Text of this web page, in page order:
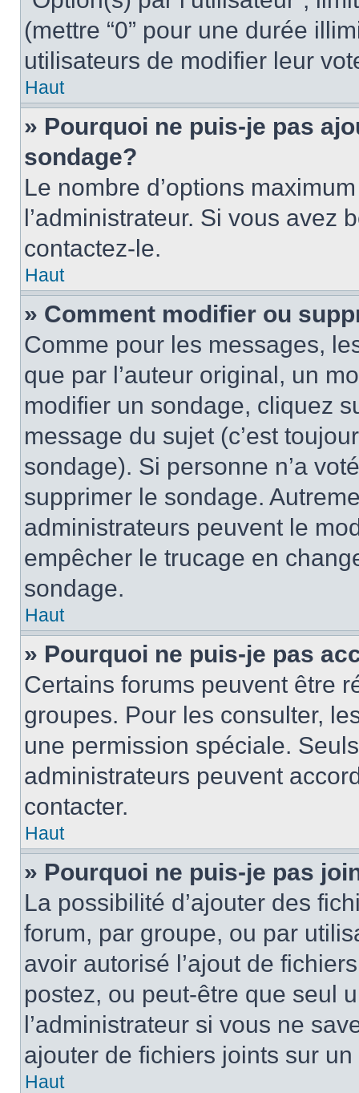
(mettre “0” pour une durée
utilisateurs de modifier leur
Haut
» Pourquoi ne puis-je pas
sondage?
Le nombre d’options
l’administrateur. Si vous avez
contactez-le.
Haut
» Comment modifier ou
Comme pour les messages,
que par l’auteur original, un
modifier un sondage, cliquez
message du sujet (c’est
sondage). Si personne n’a
supprimer le sondage.
administrateurs peuvent le
empêcher le trucage en
sondage.
Haut
» Pourquoi ne puis-je pas
Certains forums peuvent être
groupes. Pour les consulter,
une permission spéciale.
administrateurs peuvent
contacter.
Haut
» Pourquoi ne puis-je pas
La possibilité d’ajouter des
forum, par groupe, ou par
avoir autorisé l’ajout de
postez, ou peut-être que seul
l’administrateur si vous ne
ajouter de fichiers joints sur un
Haut